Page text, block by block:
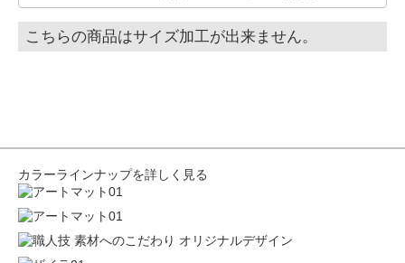
こちらの商品はサイズ加工が出来ません。
カラーラインナップを詳しく見る